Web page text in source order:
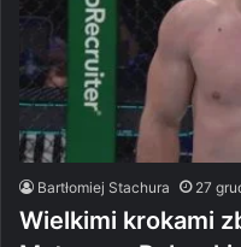
Bartłomiej Stachura 27
Wielkimi krokami